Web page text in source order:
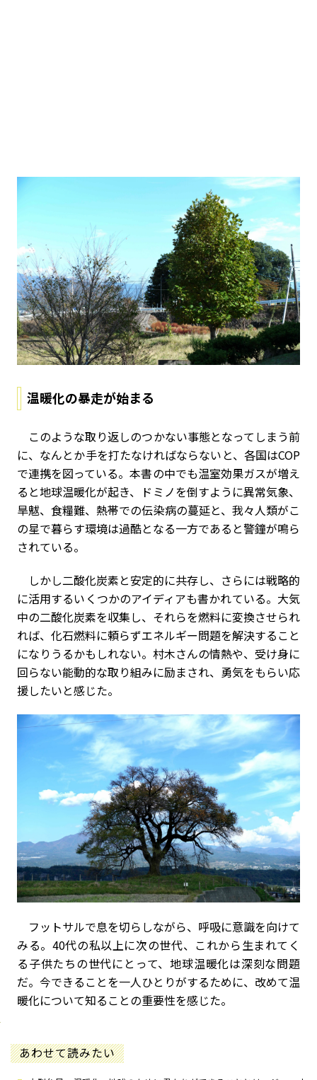
温暖化の暴走が始まる
このような取り返しのつかない事態となってしまう前
に、なんとか手を打たなければならないと、各国はCOP
で連携を図っている。本書の中でも温室効果ガスが増え
ると地球温暖化が起き、ドミノを倒すように異常気象、
旱魃、食糧難、熱帯での伝染病の蔓延と、我々人類がこ
の星で暮らす環境は過酷となる一方であると警鐘が鳴ら
されている。
しかし二酸化炭素と安定的に共存し、さらには戦略的
に活用するいくつかのアイディアも書かれている。大気
中の二酸化炭素を収集し、それらを燃料に変換させられ
れば、化石燃料に頼らずエネルギー問題を解決すること
になりうるかもしれない。村木さんの情熱や、受け身に
回らない能動的な取り組みに励まされ、勇気をもらい応
援したいと感じた。
フットサルで息を切らしながら、呼吸に意識を向けて
みる。40代の私以上に次の世代、これから生まれてく
る子供たちの世代にとって、地球温暖化は深刻な問題
だ。今できることを一人ひとりがするために、改めて温
暖化について知ることの重要性を感じた。
あわせて読みたい